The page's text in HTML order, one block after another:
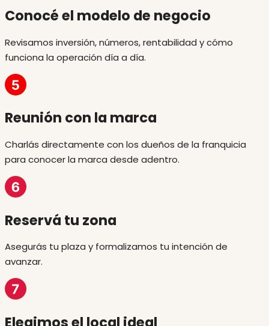
Conocé el modelo de negocio
Revisamos inversión, números, rentabilidad y cómo
funciona la operación día a día.
Reunión con la marca
Charlás directamente con los dueños de la franquicia
para conocer la marca desde adentro.
Reservá tu zona
Asegurás tu plaza y formalizamos tu intención de
avanzar.